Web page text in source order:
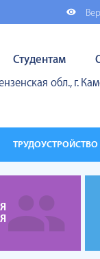
Студентам
обл., г.
ТРУДОУСТРОЙСТВО